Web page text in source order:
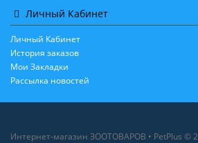
Личный Кабинет
Личный Кабинет
История заказов
Мои Закладки
Рассылка новостей
Интернет-магазин ЗООТОВАРОВ • PetPlus ©